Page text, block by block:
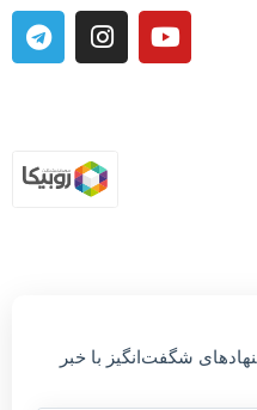
شگفت‌انگیز با خبر